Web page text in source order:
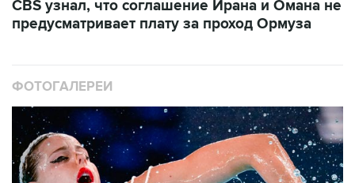
CBS узнал, что соглашение Ирана и Омана не
предусматривает плату за проход Ормуза
ФОТОГАЛЕРЕИ